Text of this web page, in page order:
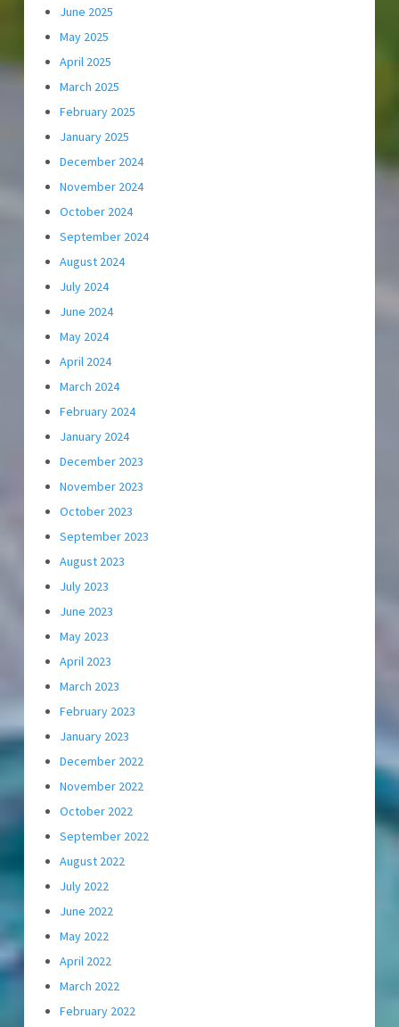
June 2025
May 2025
April 2025
March 2025
February 2025
January 2025
December 2024
November 2024
October 2024
September 2024
August 2024
July 2024
June 2024
May 2024
April 2024
March 2024
February 2024
January 2024
December 2023
November 2023
October 2023
September 2023
August 2023
July 2023
June 2023
May 2023
April 2023
March 2023
February 2023
January 2023
December 2022
November 2022
October 2022
September 2022
August 2022
July 2022
June 2022
May 2022
April 2022
March 2022
February 2022